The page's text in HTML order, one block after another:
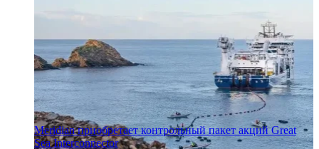
Meridian приобретает контрольный пакет акций Great
Sea Interconnector